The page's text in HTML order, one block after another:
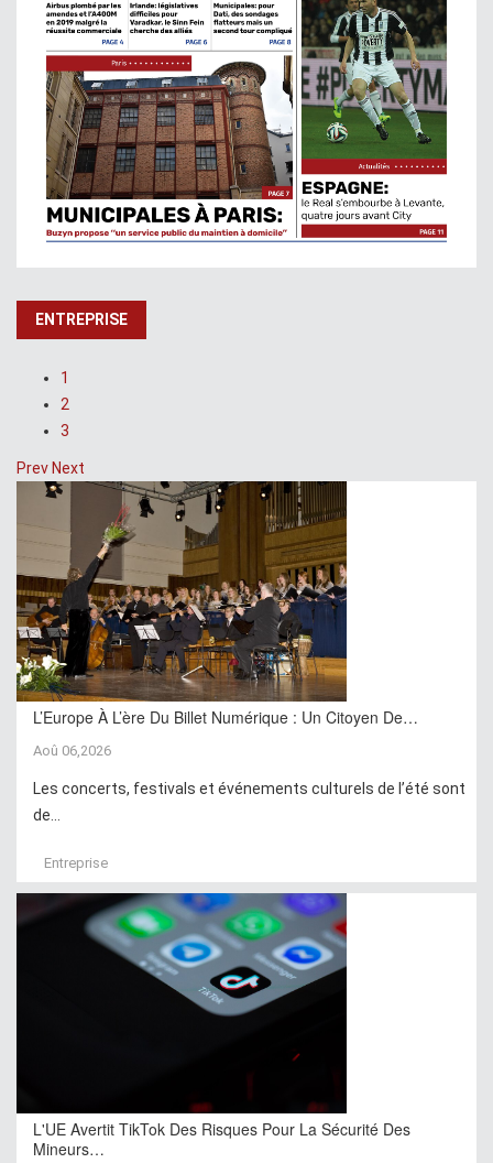
ENTREPRISE
1
2
3
Prev Next
L’Europe À L’ère Du Billet Numérique : Un Citoyen De…
Aoû 06,2026
Les concerts, festivals et événements culturels de l’été sont
de...
Entreprise
L'UE Avertit TikTok Des Risques Pour La Sécurité Des
Mineurs…